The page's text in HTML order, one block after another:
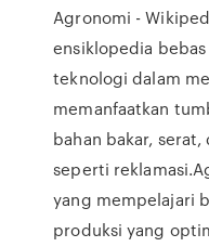
Agronomi -
ensiklopedia
teknologi dalam
memanfaatkan
bahan bakar,
seperti
yang mempelajari
produksi yang